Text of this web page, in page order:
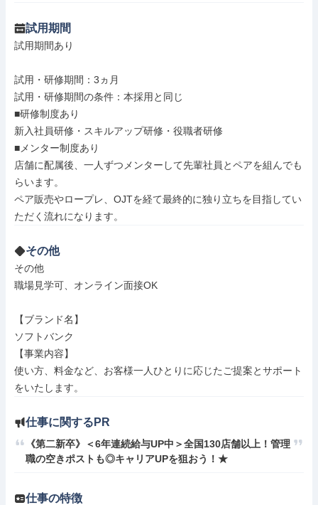
試用期間
試用期間あり
試用・研修期間：3ヵ月
試用・研修期間の条件：本採用と同じ
■研修制度あり
新入社員研修・スキルアップ研修・役職者研修
■メンター制度あり
店舗に配属後、一人ずつメンターして先輩社員とペアを組んでも
らいます。
ペア販売やロープレ、OJTを経て最終的に独り立ちを目指してい
その他
その他
職場見学可、オンライン面接OK
【ブランド名】
ソフトバンク
【事業内容】
使い方、料金など、お客様一人ひとりに応じたご提案とサポート
をいたします。
仕事に関するPR
《第二新卒》＜6年連続給与UP中＞全国130店舗以上！管理
職の空きポストも◎キャリアUPを狙おう！★
仕事の特徴